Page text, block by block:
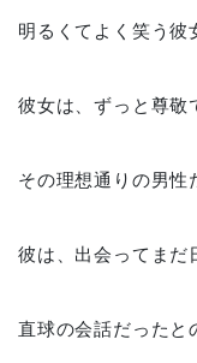
明るくてよく笑う彼
彼女は、ずっと尊敬
その理想通りの男性
彼は、出会ってまだ
直球の会話だったと